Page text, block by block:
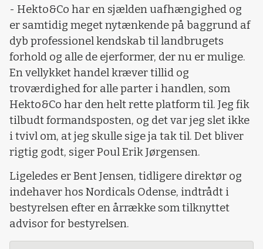
- Hekto&Co har en sjælden uafhængighed og
er samtidig meget nytænkende på baggrund af
dyb professionel kendskab til landbrugets
forhold og alle de ejerformer, der nu er mulige.
En vellykket handel kræver tillid og
troværdighed for alle parter i handlen, som
Hekto&Co har den helt rette platform til. Jeg fik
tilbudt formandsposten, og det var jeg slet ikke
i tvivl om, at jeg skulle sige ja tak til. Det bliver
rigtig godt, siger Poul Erik Jørgensen.
Ligeledes er Bent Jensen, tidligere direktør og
indehaver hos Nordicals Odense, indtrådt i
bestyrelsen efter en årrække som tilknyttet
advisor for bestyrelsen.